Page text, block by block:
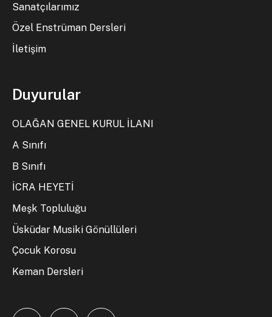
Sanatçılarımız
Özel Enstrüman Dersleri
İletişim
Duyurular
OLAĞAN GENEL KURUL İLANI
A Sınıfı
B Sınıfı
İCRA HEYETİ
Meşk Topluluğu
Üsküdar Musiki Gönüllüleri
Çocuk Korosu
Keman Dersleri